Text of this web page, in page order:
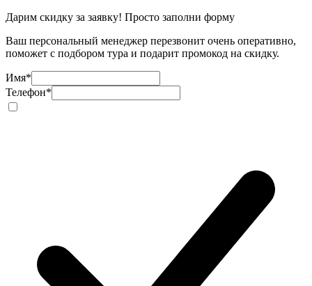
Дарим скидку за заявку! Просто заполни форму
Ваш персональный менеджер перезвонит очень оперативно,
поможет с подбором тура и подарит промокод на скидку.
Имя*
Телефон*